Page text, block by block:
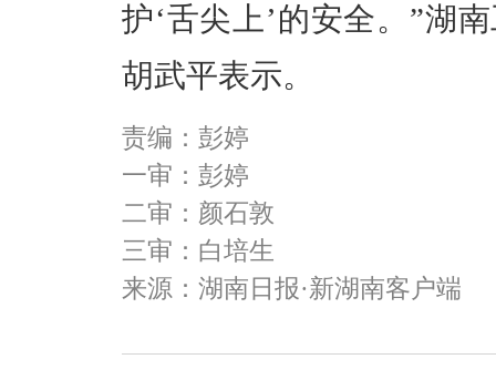
护‘舌尖上’的安全。”湖
胡武平表示。
责编：彭婷
一审：彭婷
二审：颜石敦
三审：白培生
来源：湖南日报·新湖南客户端